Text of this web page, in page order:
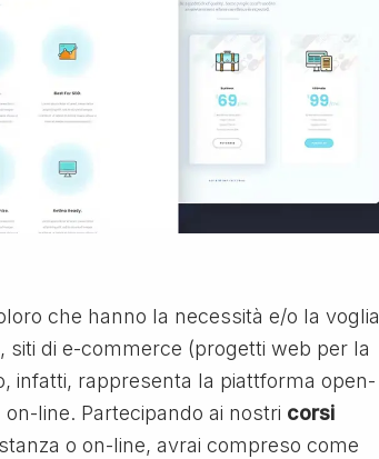
che hanno la necessità e/o la voglia
di e-commerce (progetti web per la
infatti, rappresenta la piattforma open-
line. Partecipando ai nostri corsi
o on-line, avrai compreso come